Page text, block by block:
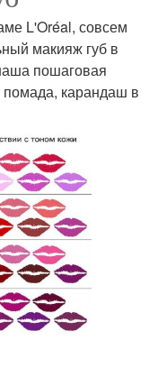
L'Oréal, совсем
макияж губ в
пошаговая
помада, карандаш в